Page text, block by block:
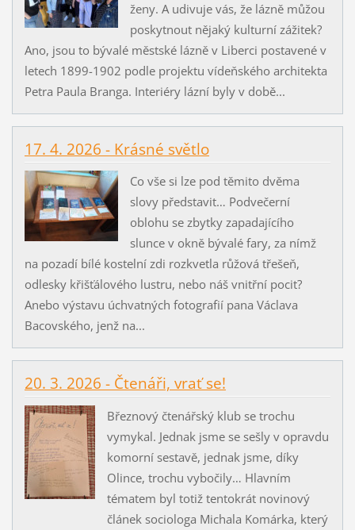
ženy. A udivuje vás, že lázně můžou
poskytnout nějaký kulturní zážitek?
Ano, jsou to bývalé městské lázně v Liberci postavené v
letech 1899-1902 podle projektu vídeňského architekta
Petra Paula Branga. Interiéry lázní byly v době...
17. 4. 2026 - Krásné světlo
Co vše si lze pod těmito dvěma
slovy představit… Podvečerní
oblohu se zbytky zapadajícího
slunce v okně bývalé fary, za nímž
na pozadí bílé kostelní zdi rozkvetla růžová třešeň,
odlesky křišťálového lustru, nebo náš vnitřní pocit?
Anebo výstavu úchvatných fotografií pana Václava
Bacovského, jenž na...
20. 3. 2026 - Čtenáři, vrať se!
Březnový čtenářský klub se trochu
vymykal. Jednak jsme se sešly v opravdu
komorní sestavě, jednak jsme, díky
Olince, trochu vybočily… Hlavním
tématem byl totiž tentokrát novinový
článek sociologa Michala Komárka, který